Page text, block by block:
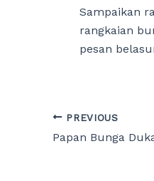
Sampaikan
rangkaian
pesan
Post
navigation
PREVIOUS